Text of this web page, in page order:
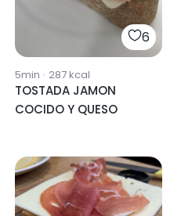
6
5min · 287kcal
TOSTADA JAMON
COCIDO Y QUESO